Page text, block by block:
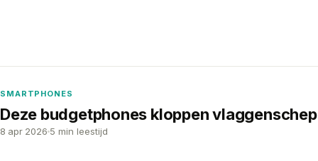
SMARTPHONES
Deze budgetphones kloppen
8 apr 2026 5 min leestijd